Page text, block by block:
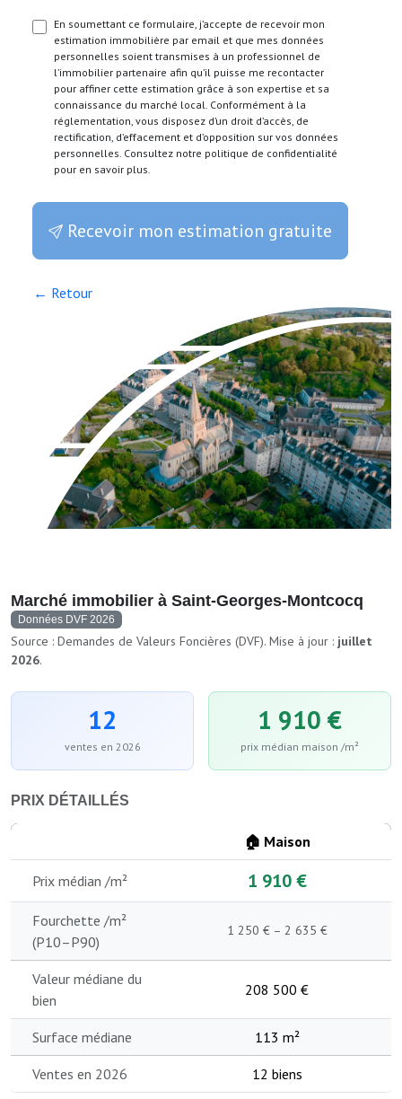
En soumettant ce formulaire, j’accepte de recevoir mon
estimation immobilière par email et que mes données
personnelles soient transmises à un professionnel de
l’immobilier partenaire afin qu’il puisse me recontacter
pour affiner cette estimation grâce à son expertise et sa
connaissance du marché local. Conformément à la
réglementation, vous disposez d’un droit d’accès, de
rectification, d’effacement et d’opposition sur vos données
personnelles. Consultez notre politique de confidentialité
pour en savoir plus.
Recevoir mon estimation gratuite
← Retour
Marché immobilier à Saint-Georges-Montcocq
Données DVF 2026
Source : Demandes de Valeurs Foncières (DVF). Mise à jour : juillet
2026.
12
ventes en 2026
1 910 €
prix médian maison /m²
PRIX DÉTAILLÉS
🏠 Maison
Prix médian /m² 1 910 €
Fourchette /m²
(P10–P90)
1 250 € – 2 635 €
Valeur médiane du
bien
208 500 €
Surface médiane 113 m²
Ventes en 2026 12 biens